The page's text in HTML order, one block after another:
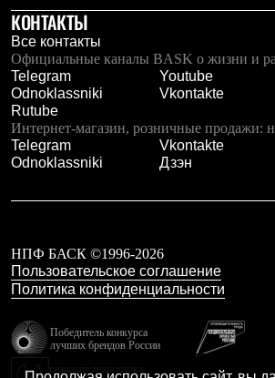
Куртки
Флисовая одежда
Куртки
Брюки
Жилеты
Комбинезоны
Термобелье
Комплект термобелья
Снаряжение
Палатки и тенты
Тенты
Экспедиционные
Легкоходные
Альпинистские
Городские
Аксессуары для рюкзаков
Спальные мешки
Пуховые
Комбинированные
КОНТАКТЫ
Все контакты
Официальные каналы BASK о жизни и
Telegram
Youtube
Odnoklassniki
Vkontakte
Rutube
Интернет-магазин, розничные продажи:
Telegram
Vkontakte
Odnoklassniki
Дзэн
НПФ БАСК ©1996-2026
Пользовательское соглашение
Политика конфиденциальности
Победитель конкурса
лучших брендов России